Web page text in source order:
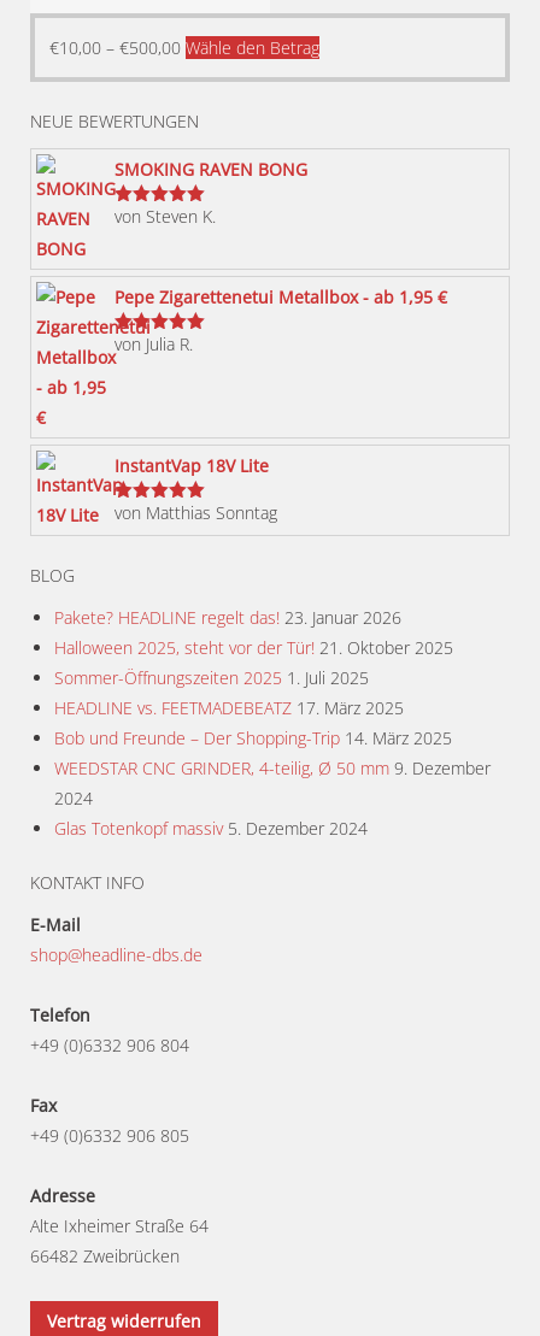
€10,00 – €500,00 Wähle den BetragDieses
Produkt
können
werden
NEUE BEWERTUNGEN
SMOKING RAVEN BONG
Bewertet
von Steven K.
Pepe Zigarettenetui Metallbox - ab 1,95 €
Bewertet
mit
von Julia R.
InstantVap 18V Lite
Bewertet
mit5von 5
von Matthias Sonntag
BLOG
Pakete? HEADLINE regelt das! 23. Januar 2026
Halloween 2025, steht vor der Tür! 21. Oktober 2025
Sommer-Öffnungszeiten 2025 1. Juli 2025
HEADLINE vs. FEETMADEBEATZ 17. März 2025
Bob und Freunde – Der Shopping-Trip 14. März 2025
WEEDSTAR CNC GRINDER, 4-teilig, Ø 50 mm 9. Dezember
2024
Glas Totenkopf massiv 5. Dezember 2024
KONTAKT INFO
E-Mail
shop@headline-dbs.de
Telefon
+49 (0)6332 906 804
Fax
+49 (0)6332 906 805
Adresse
Alte Ixheimer Straße 64
66482 Zweibrücken
Vertrag widerrufen